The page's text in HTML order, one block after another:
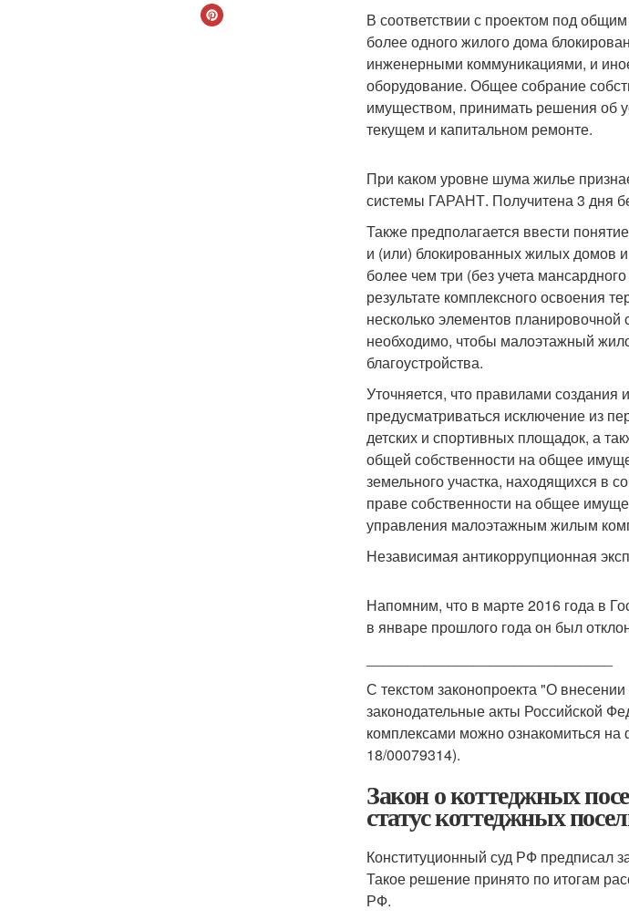
В соответствии с проектом под
более одного жилого дома
инженерными коммуникациями, и
оборудование. Общее собрание
имуществом, принимать решения об
текущем и капитальном ремонте.
При каком уровне шума жилье
системы ГАРАНТ. Получитена 3 дня
Также предполагается ввести
и (или) блокированных жилых домов
более чем три (без учета
результате комплексного освоения
несколько элементов планировочной
необходимо, чтобы малоэтажный
благоустройства.
Уточняется, что правилами создания
предусматриваться исключение из
детских и спортивных площадок, а
общей собственности на общее
земельного участка, находящихся в
праве собственности на общее
управления малоэтажным жилым
Независимая антикоррупционная
Напомним, что в марте 2016 года в
в январе прошлого года он был
С текстом законопроекта "О
законодательные акты Российской
комплексами можно ознакомиться
18/00079314).
Закон о коттеджных
статус коттеджных
Конституционный суд РФ предписал
Такое решение принято по итогам
РФ.